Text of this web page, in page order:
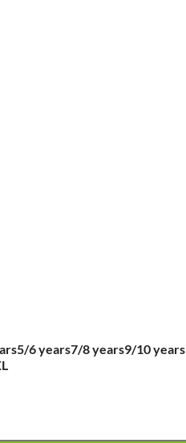
5/6 years7/8 years9/10 years